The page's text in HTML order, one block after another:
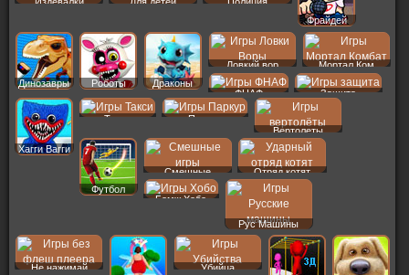
Фрайдей
Динозавры Роботы Драконы
Ловкий вор Мортал Ком
ФНАФ Защита
Хагги Вагги
Такси
Паркур
Вертолеты
Футбол
Смешные Отряд котят
Бомж Хобо
Рус Машины
Не нажимай
Убийца